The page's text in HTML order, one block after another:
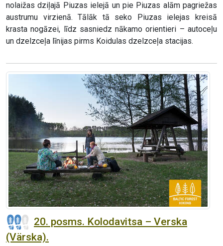
nolaižas dziļajā Piuzas ielejā un pie Piuzas alām pagriežas
austrumu virzienā. Tālāk tā seko Piuzas ielejas kreisā
krasta nogāzei, līdz sasniedz nākamo orientieri – autoceļu
un dzelzceļa līnijas pirms Koidulas dzelzceļa stacijas.
20. posms. Kolodavitsa – Verska
(Värska).